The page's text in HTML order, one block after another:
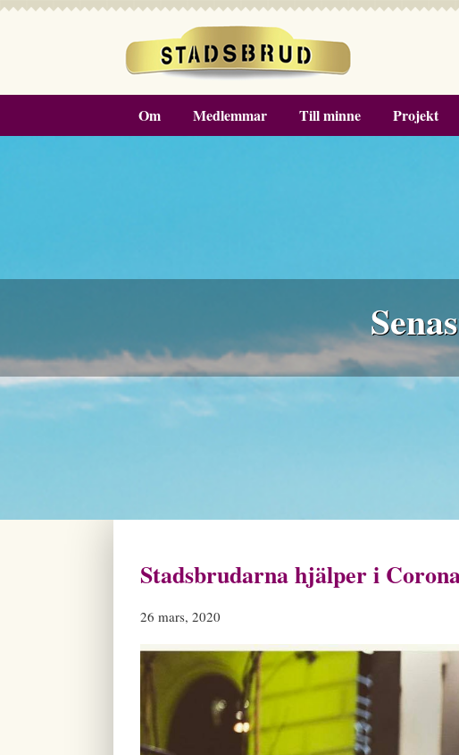
Om Medlemmar Till minne Projekt
Stadsbrudarna hjälper i
26 mars, 2020